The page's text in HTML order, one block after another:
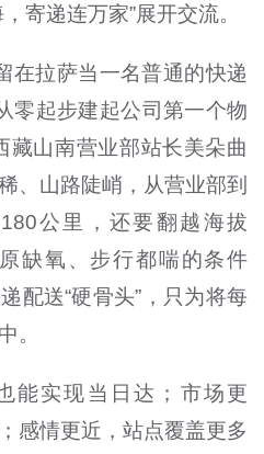
寄递连万家”展开交流。
在拉萨当一名普通的快递
零起步建起公司第一个物
藏山南营业部站长美朵曲
、山路陡峭，从营业部到
公里，还要翻越海拔
缺氧、步行都喘的条件
配送“硬骨头”，只为将每
。
能实现当日达；市场更
感情更近，站点覆盖更多